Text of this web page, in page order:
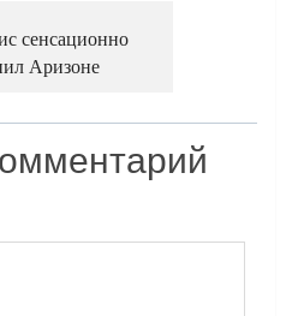
сенсационно
Аризоне